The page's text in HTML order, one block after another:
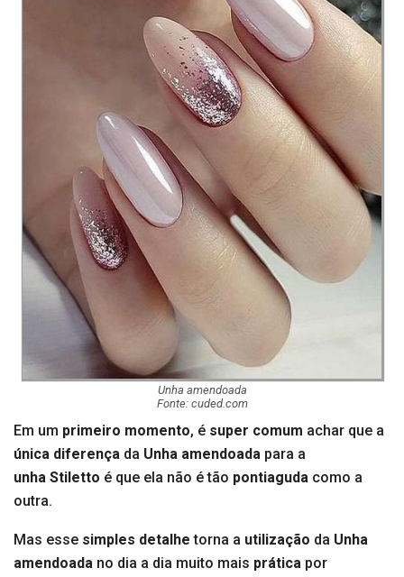
Unha amendoada
Fonte: cuded.com
Em um primeiro momento, é super comum achar que a
única diferença da Unha amendoada para a
unha Stiletto é que ela não é tão pontiaguda como a
outra.
Mas esse simples detalhe torna a utilização da Unha
amendoada no dia a dia muito mais prática por